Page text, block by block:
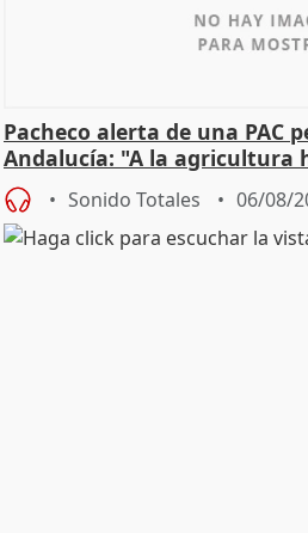
Pacheco alerta de una PAC
Andalucía: "A la agricultura
Sonido Totales 06/08/